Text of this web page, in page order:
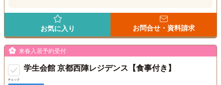
お気に入り お問合せ・資料請求
チェック
来春入居予約受付
学生会館 京都西陣レジデンス【食事付き】